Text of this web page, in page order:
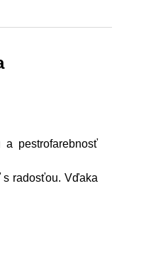
pestrofarebnosť
s radosťou. Vďaka